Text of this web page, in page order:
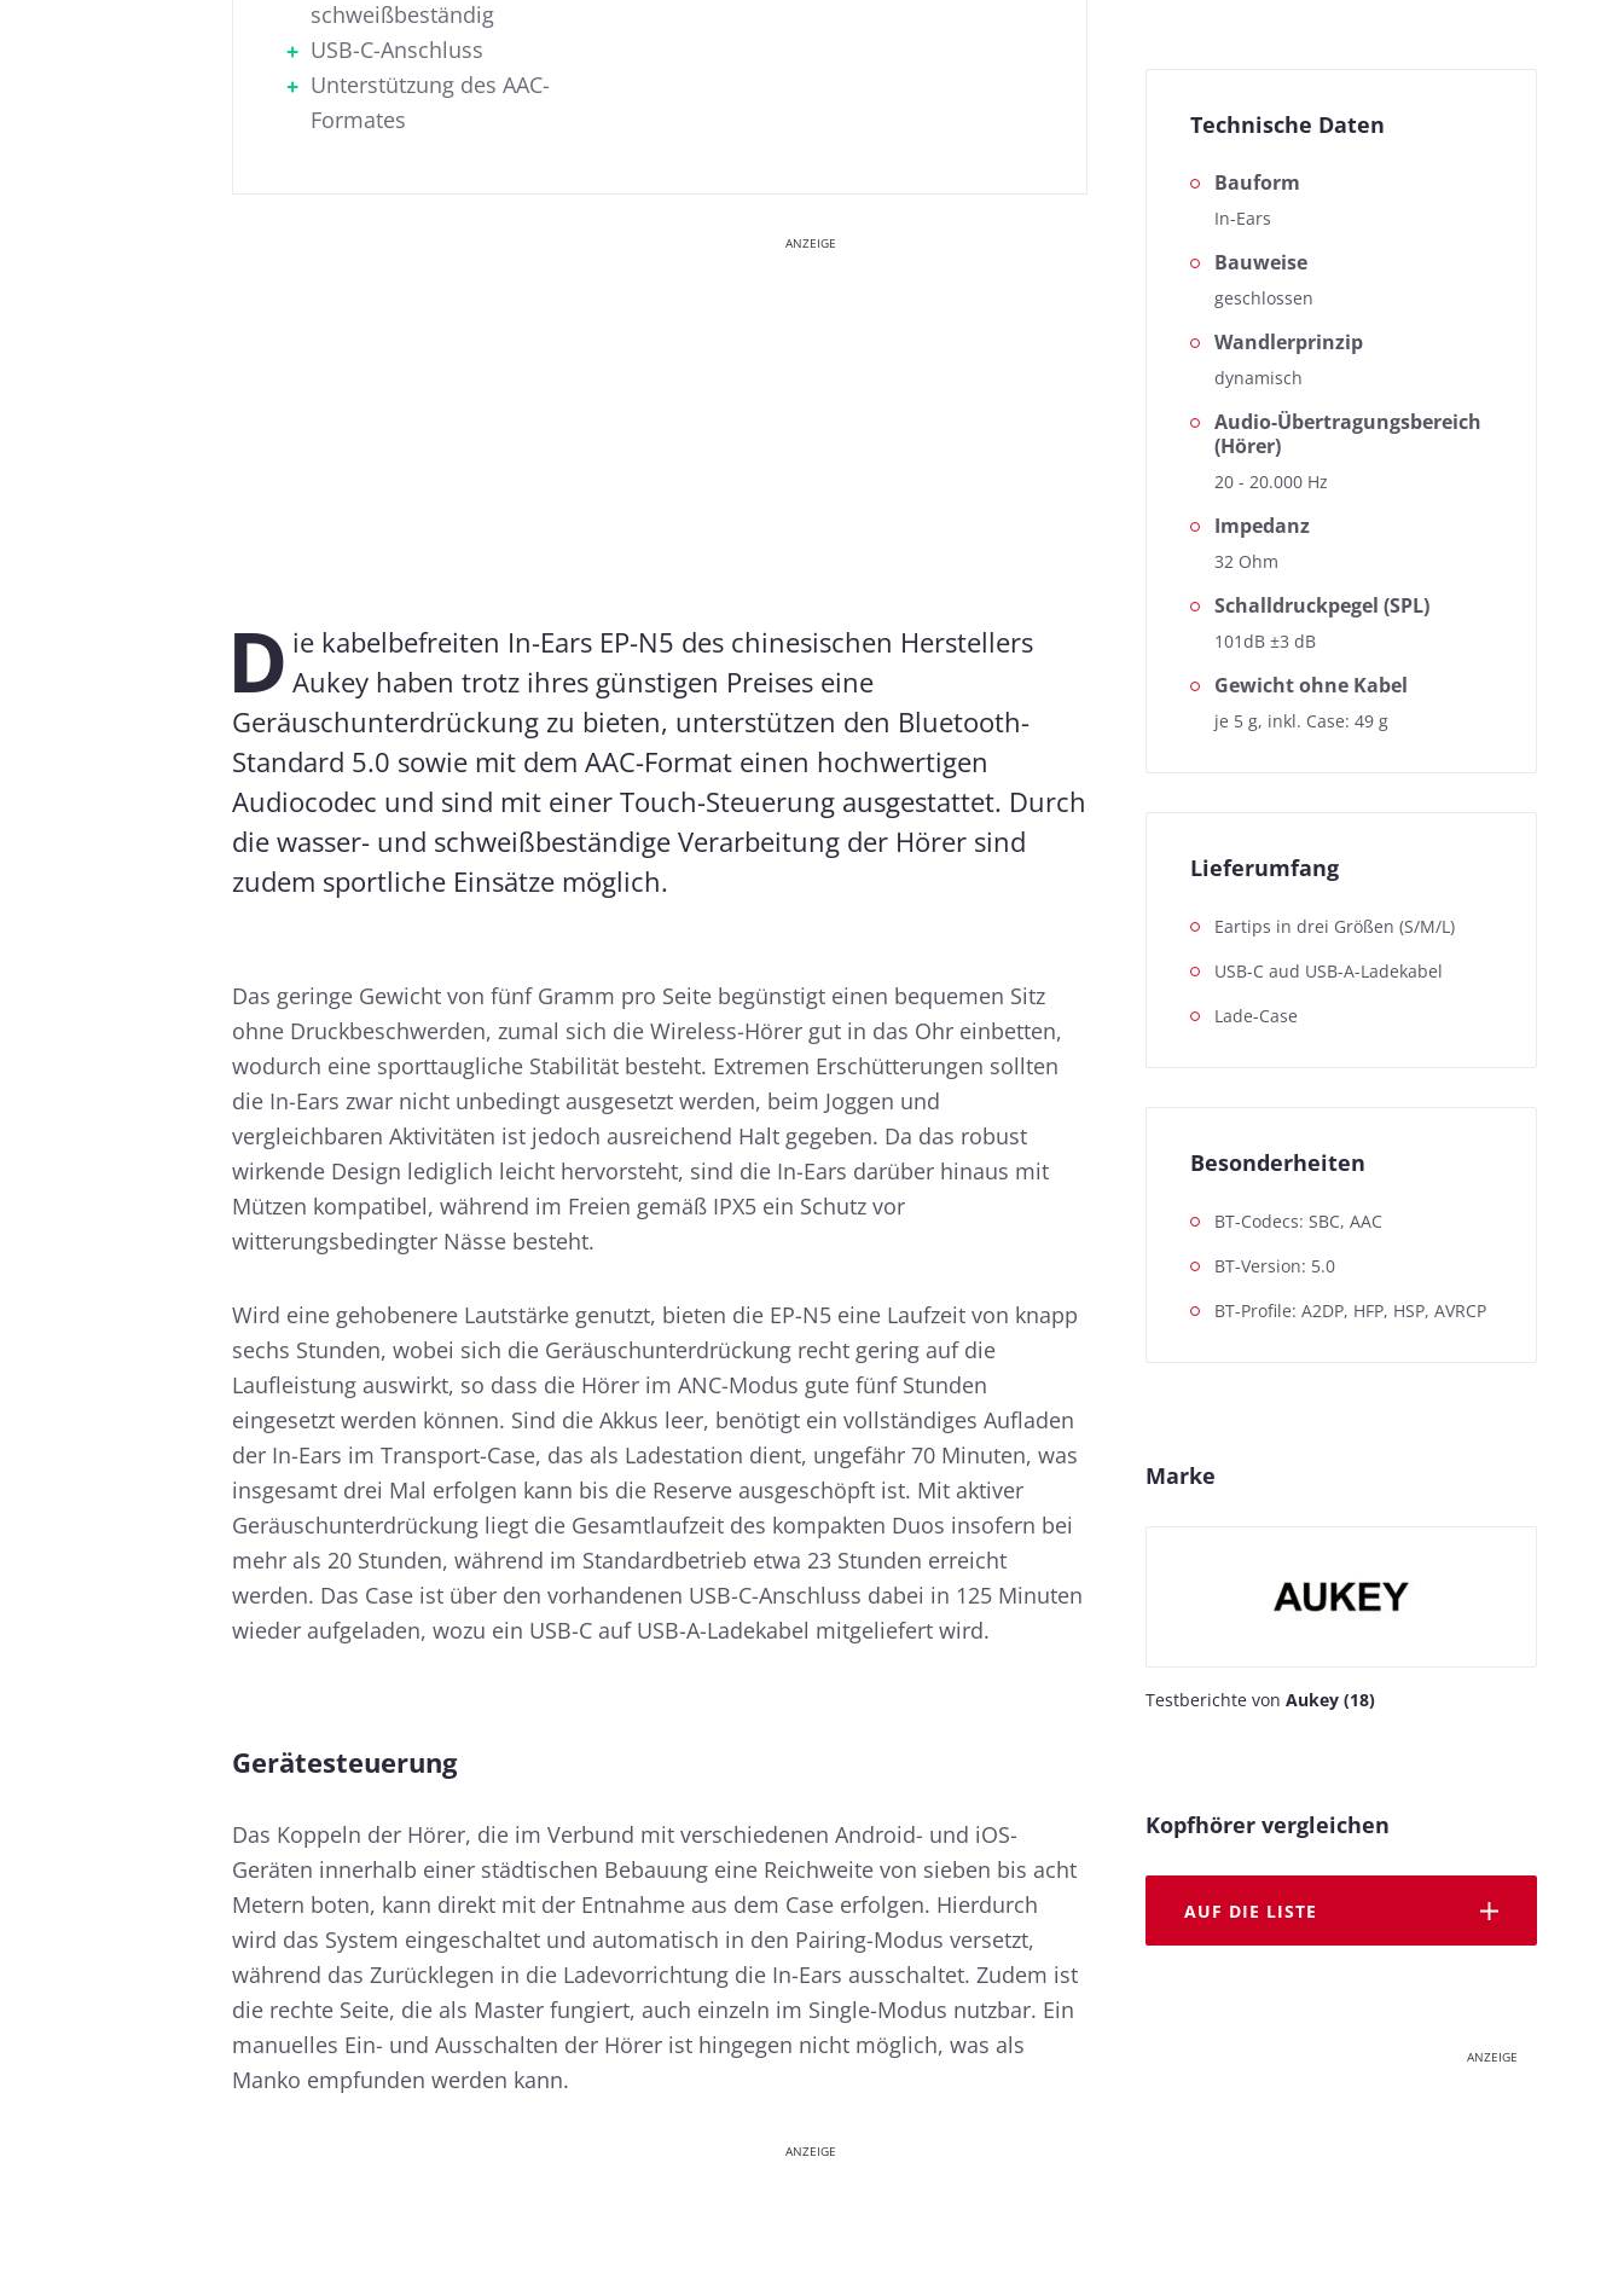
schweißbeständig
USB-C-Anschluss
Unterstützung des AAC-
Formates
ANZEIGE
D ie kabelbefreiten In-Ears EP-N5 des chinesischen Herstellers
Aukey haben trotz ihres günstigen Preises eine
Geräuschunterdrückung zu bieten, unterstützen den Bluetooth-
Standard 5.0 sowie mit dem AAC-Format einen hochwertigen
Audiocodec und sind mit einer Touch-Steuerung ausgestattet. Durch
die wasser- und schweißbeständige Verarbeitung der Hörer sind
zudem sportliche Einsätze möglich.
Das geringe Gewicht von fünf Gramm pro Seite begünstigt einen bequemen Sitz
ohne Druckbeschwerden, zumal sich die Wireless-Hörer gut in das Ohr einbetten,
wodurch eine sporttaugliche Stabilität besteht. Extremen Erschütterungen sollten
die In-Ears zwar nicht unbedingt ausgesetzt werden, beim Joggen und
vergleichbaren Aktivitäten ist jedoch ausreichend Halt gegeben. Da das robust
wirkende Design lediglich leicht hervorsteht, sind die In-Ears darüber hinaus mit
Mützen kompatibel, während im Freien gemäß IPX5 ein Schutz vor
witterungsbedingter Nässe besteht.
Wird eine gehobenere Lautstärke genutzt, bieten die EP-N5 eine Laufzeit von knapp
sechs Stunden, wobei sich die Geräuschunterdrückung recht gering auf die
Laufleistung auswirkt, so dass die Hörer im ANC-Modus gute fünf Stunden
eingesetzt werden können. Sind die Akkus leer, benötigt ein vollständiges Aufladen
der In-Ears im Transport-Case, das als Ladestation dient, ungefähr 70 Minuten, was
insgesamt drei Mal erfolgen kann bis die Reserve ausgeschöpft ist. Mit aktiver
Geräuschunterdrückung liegt die Gesamtlaufzeit des kompakten Duos insofern bei
mehr als 20 Stunden, während im Standardbetrieb etwa 23 Stunden erreicht
werden. Das Case ist über den vorhandenen USB-C-Anschluss dabei in 125 Minuten
wieder aufgeladen, wozu ein USB-C auf USB-A-Ladekabel mitgeliefert wird.
Gerätesteuerung
Das Koppeln der Hörer, die im Verbund mit verschiedenen Android- und iOS-
Geräten innerhalb einer städtischen Bebauung eine Reichweite von sieben bis acht
Metern boten, kann direkt mit der Entnahme aus dem Case erfolgen. Hierdurch
wird das System eingeschaltet und automatisch in den Pairing-Modus versetzt,
während das Zurücklegen in die Ladevorrichtung die In-Ears ausschaltet. Zudem ist
die rechte Seite, die als Master fungiert, auch einzeln im Single-Modus nutzbar. Ein
manuelles Ein- und Ausschalten der Hörer ist hingegen nicht möglich, was als
Manko empfunden werden kann.
ANZEIGE
Technische Daten
Bauform
In-Ears
Bauweise
geschlossen
Wandlerprinzip
dynamisch
Audio-Übertragungsbereich
(Hörer)
20 - 20.000 Hz
Impedanz
32 Ohm
Schalldruckpegel (SPL)
101dB ±3 dB
Gewicht ohne Kabel
je 5 g, inkl. Case: 49 g
Lieferumfang
Eartips in drei Größen (S/M/L)
USB-C aud USB-A-Ladekabel
Lade-Case
Besonderheiten
BT-Codecs: SBC, AAC
BT-Version: 5.0
BT-Profile: A2DP, HFP, HSP, AVRCP
Marke
Testberichte von Aukey (18)
Kopfhörer vergleichen
AUF DIE LISTE
ANZEIGE